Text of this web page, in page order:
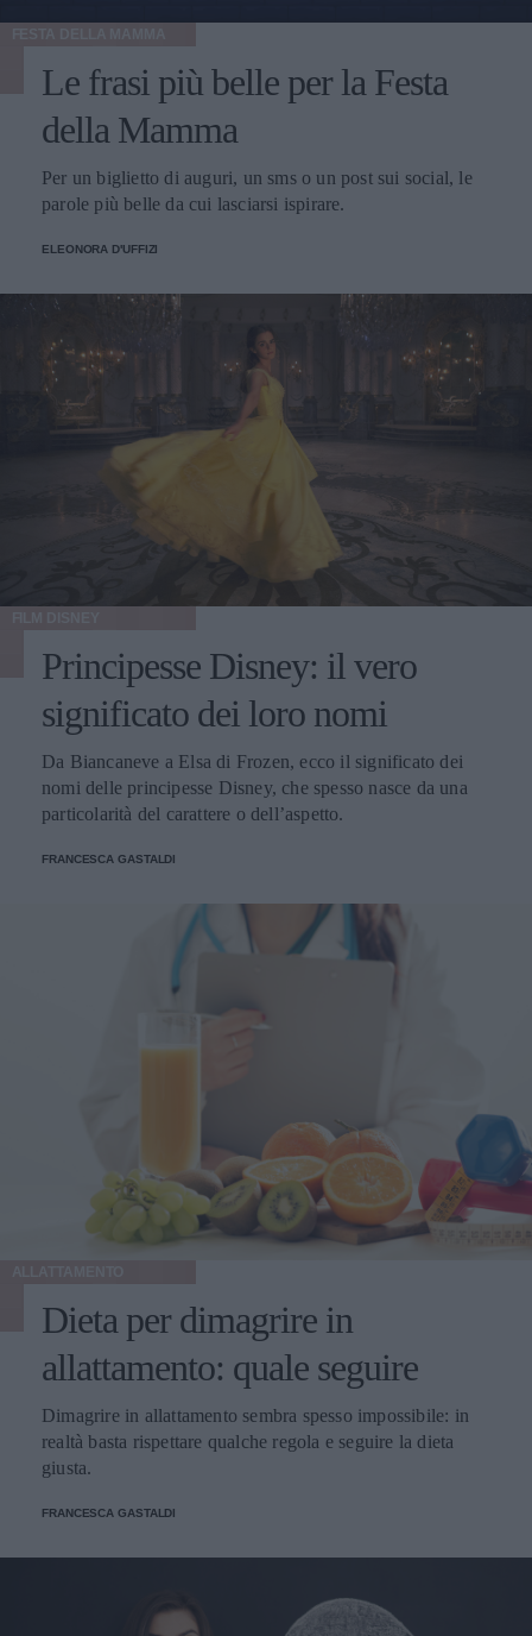
Le frasi più belle per la Festa
della Mamma
Per un biglietto di auguri, un sms o un post sui social, le
parole più belle da cui lasciarsi ispirare.
ELEONORA D'UFFIZI
Principesse Disney: il vero
significato dei loro nomi
Da Biancaneve a Elsa di Frozen, ecco il significato dei
nomi delle principesse Disney, che spesso nasce da una
particolarità del carattere o dell’aspetto.
FRANCESCA GASTALDI
Dieta per dimagrire in
allattamento: quale seguire
Dimagrire in allattamento sembra spesso impossibile: in
realtà basta rispettare qualche regola e seguire la dieta
giusta.
FRANCESCA GASTALDI